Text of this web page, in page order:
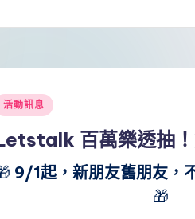
活動訊息
百萬樂透抽！
9/1起，新朋友舊朋友，
🎁